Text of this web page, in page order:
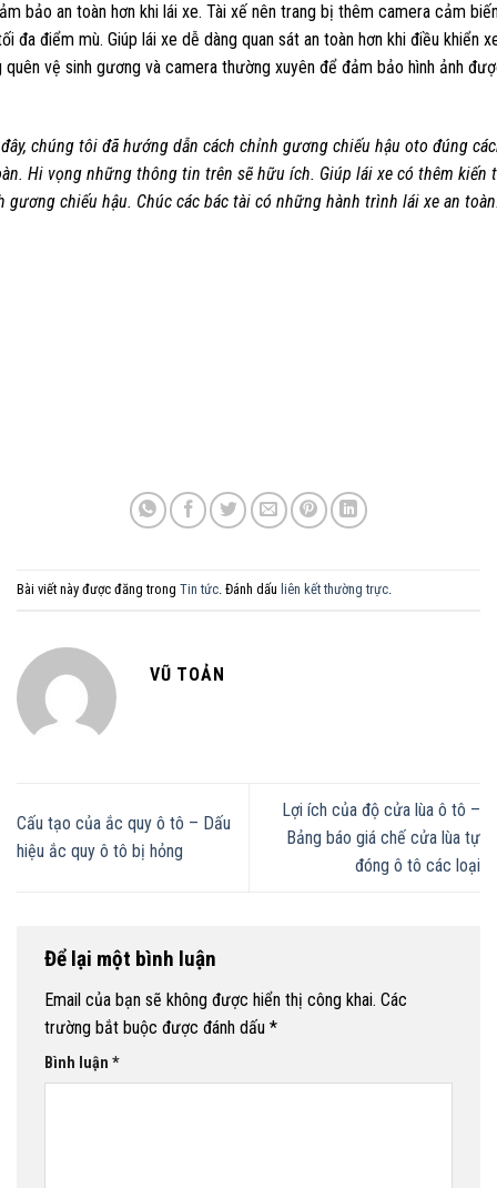
bảo an toàn hơn khi lái xe. Tài xế nên trang bị thêm camera cảm
đa điểm mù. Giúp lái xe dễ dàng quan sát an toàn hơn khi điều khiển
quên vệ sinh gương và camera thường xuyên để đảm bảo hình ảnh
chúng tôi đã hướng dẫn cách chỉnh gương chiếu hậu oto đúng
Hi vọng những thông tin trên sẽ hữu ích. Giúp lái xe có thêm kiến
gương chiếu hậu. Chúc các bác tài có những hành trình lái xe an
Bài viết này được đăng trong Tin tức . Đánh dấu liên kết thường trực
VŨ TOẢN
Cấu tạo của ắc quy ô tô – Dấu
hiệu ắc quy ô tô bị hỏng
Lợi ích của độ cửa lùa ô tô –
Bảng báo giá chế cửa lùa tự
đóng ô tô các loại
Để lại một bình luận
Email của bạn sẽ không được hiển thị công khai. Các
trường bắt buộc được đánh dấu *
Bình luận *